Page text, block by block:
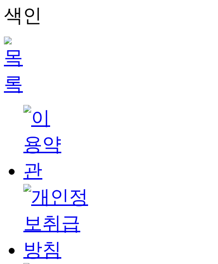
색인